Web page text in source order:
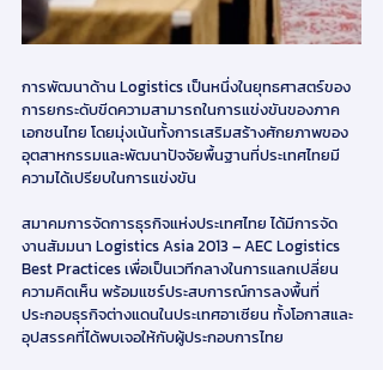
การพัฒนาด้าน Logistics เป็นหนึ่งในยุทธศาสตร์ของ
การยกระดับขีดความสามารถในการแข่งขันของภาค
เอกชนไทย โดยมุ่งเน้นทั้งการเสริมสร้างศักยภาพของ
อุตสาหกรรมและพัฒนาปัจจัยพื้นฐานที่ประเทศไทยมี
ความได้เปรียบในการแข่งขัน
สมาคมการจัดการธุรกิจแห่งประเทศไทย ได้มีการจัด
งานสัมมนา Logistics Asia 2013 – AEC Logistics
Best Practices เพื่อเป็นเวทีกลางในการแลกเปลี่ยน
ความคิดเห็น พร้อมแชร์ประสบการณ์การลงพื้นที่
ประกอบธุรกิจต่างแดนในประเทศอาเซียน ทั้งโอกาสและ
อุปสรรคที่ได้พบเจอให้กับผู้ประกอบการไทย